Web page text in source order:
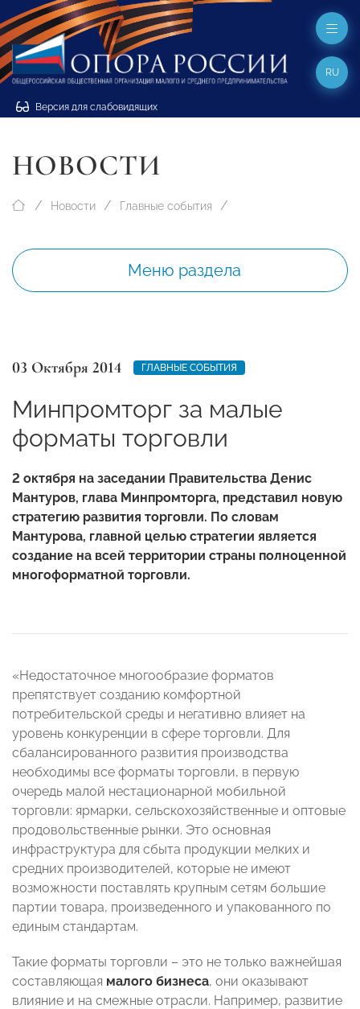
Версия для слабовидящих
RU
НОВОСТИ
Новости Главные события
Меню раздела
03 Октября 2014 ГЛАВНЫЕ СОБЫТИЯ
Минпромторг за малые
форматы торговли
2 октября на заседании Правительства Денис
Мантуров, глава Минпромторга, представил новую
стратегию развития торговли. По словам
Мантурова, главной целью стратегии является
создание на всей территории страны полноценной
многоформатной торговли.
«Недостаточное многообразие форматов
препятствует созданию комфортной
потребительской среды и негативно влияет на
уровень конкуренции в сфере торговли. Для
сбалансированного развития производства
необходимы все форматы торговли, в первую
очередь малой нестационарной мобильной
торговли: ярмарки, сельскохозяйственные и оптовые
продовольственные рынки. Это основная
инфраструктура для сбыта продукции мелких и
средних производителей, которые не имеют
возможности поставлять крупным сетям большие
партии товара, произведенного и упакованного по
единым стандартам.
Такие форматы торговли – это не только важнейшая
составляющая малого бизнеса, они оказывают
влияние и на смежные отрасли. Например, развитие